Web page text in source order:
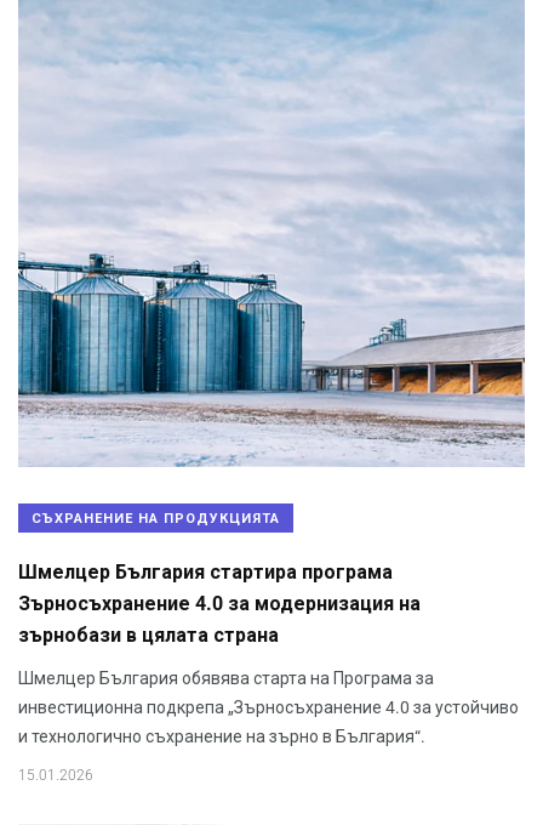
СЪХРАНЕНИЕ НА ПРОДУКЦИЯТА
Шмелцер България стартира програма
Зърносъхранение 4.0 за модернизация на
зърнобази в цялата страна
Шмелцер България обявява старта на Програма за
инвестиционна подкрепа „Зърносъхранение 4.0 за устойчиво
и технологично съхранение на зърно в България“.
15.01.2026